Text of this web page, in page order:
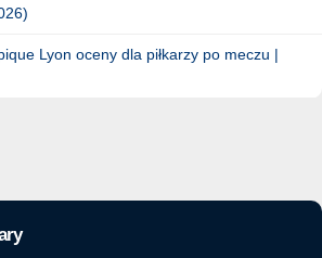
Lyon oceny dla piłkarzy po meczu |